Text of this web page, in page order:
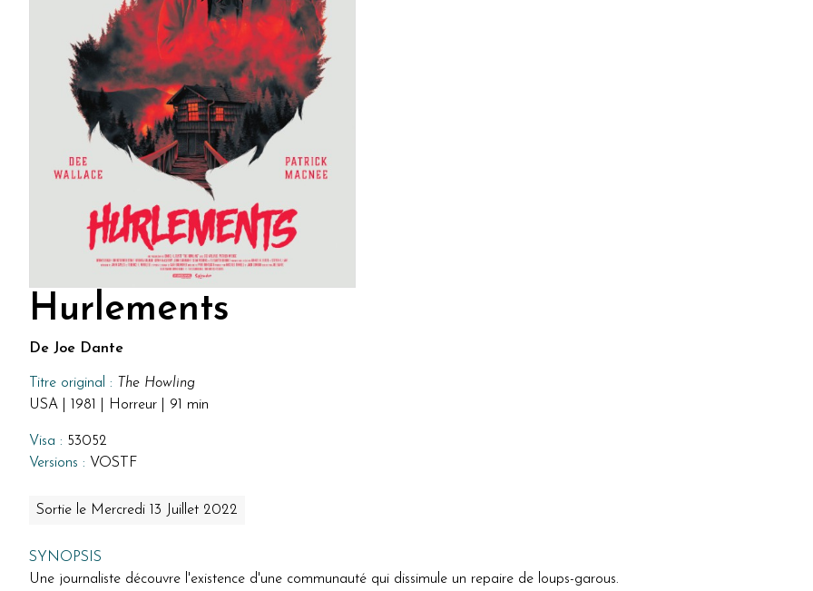
Hurlements
De Joe Dante
Titre original : The Howling
USA | 1981 | Horreur | 91 min
Visa : 53052
Versions : VOSTF
Sortie le Mercredi 13 Juillet 2022
SYNOPSIS
Une journaliste découvre l'existence d'une communauté qui dissimule un repaire de loups-garous.